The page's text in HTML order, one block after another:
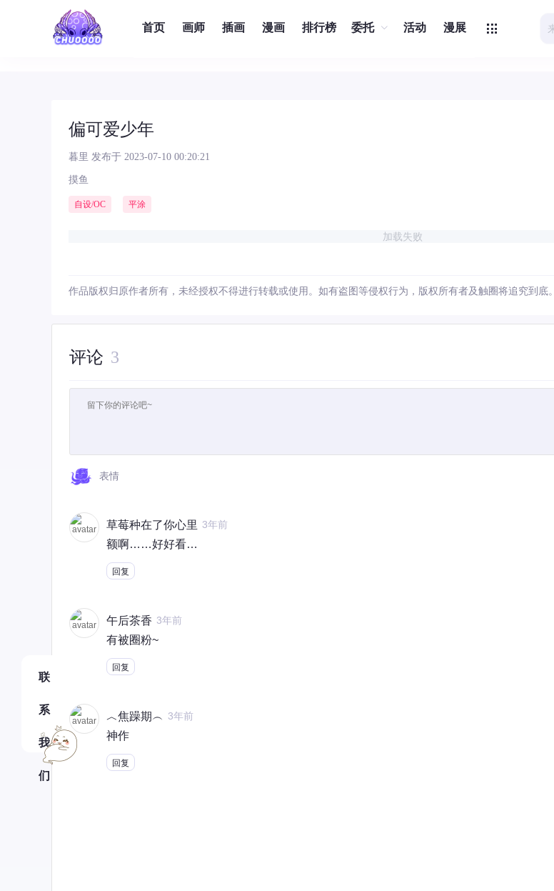
首页 画师 插画 漫画 排行榜 委托 活动 漫展
偏可爱少年
暮里 发布于 2023-07-10 00:20:21
摸鱼
自设/OC 平涂
加载失败
作品版权归原作者所有，未经授权不得进行转载或使用。如有盗图等侵权行为，版权所有者及触圈将追究到底。
评论 3
表情
草莓种在了你心里 3年前
额啊……好好看…
回复
午后茶香 3年前
有被圈粉~
回复
︿焦躁期︵ 3年前
神作
回复
联
系
我
们